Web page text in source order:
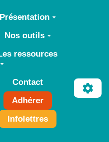
Présentation
Nos outils
ressources
Contact
Adhérer
Infolettres